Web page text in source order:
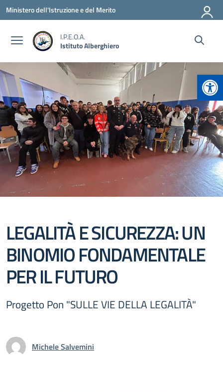
Vai ai contenuti
Vai al menu di navigazione
Vai al footer
Ministero dell'Istruzione e del Merito
I.P.E.O.A.
Istituto Alberghiero
LEGALITÀ E SICUREZZA: UN
BINOMIO FONDAMENTALE
PER IL FUTURO
Progetto Pon "SULLE VIE DELLA LEGALITÀ"
Michele Salvemini